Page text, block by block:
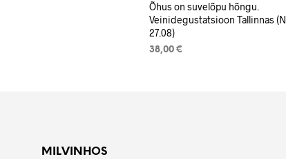
Õhus on suvelõpu hõngu.
Veinidegustatsioon Tallinnas (N
27.08)
38,00 €
MILVINHOS